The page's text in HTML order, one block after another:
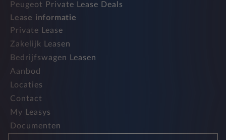
Peugeot Private Lease Deals
Lease informatie
Private Lease
Zakelijk Leasen
Bedrijfswagen Leasen
Aanbod
Locaties
Contact
My Leasys
Documenten